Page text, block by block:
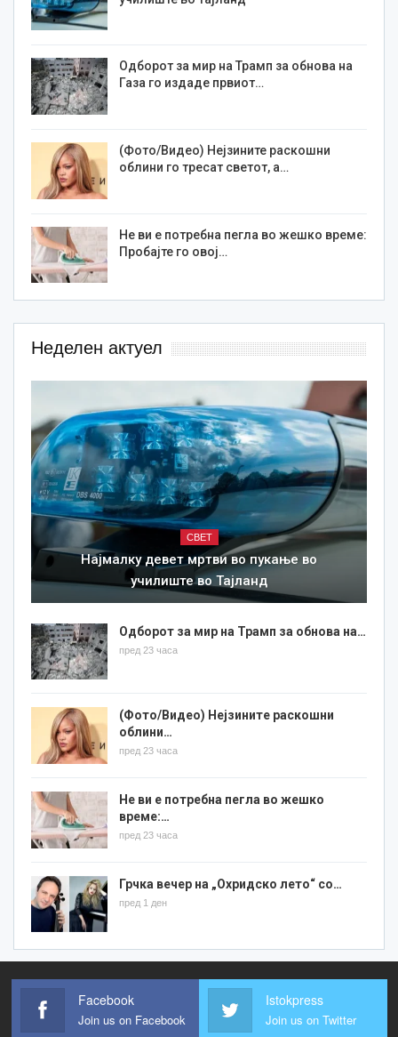
Одборот за мир на Трамп за обнова на
Газа го издаде првиот…
(Фото/Видео) Нејзините раскошни
облини го тресат светот, а…
Не ви е потребна пегла во жешко време:
Пробајте го овој…
Неделен актуел
СВЕТ
Најмалку девет мртви во пукање во
училиште во Тајланд
Одборот за мир на Трамп за обнова на…
пред 23 часа
(Фото/Видео) Нејзините раскошни
облини…
пред 23 часа
Не ви е потребна пегла во жешко
време:…
пред 23 часа
Грчка вечер на „Охридско лето“ со…
пред 1 ден
Facebook
Join us on Facebook
Istokpress
Join us on Twitter